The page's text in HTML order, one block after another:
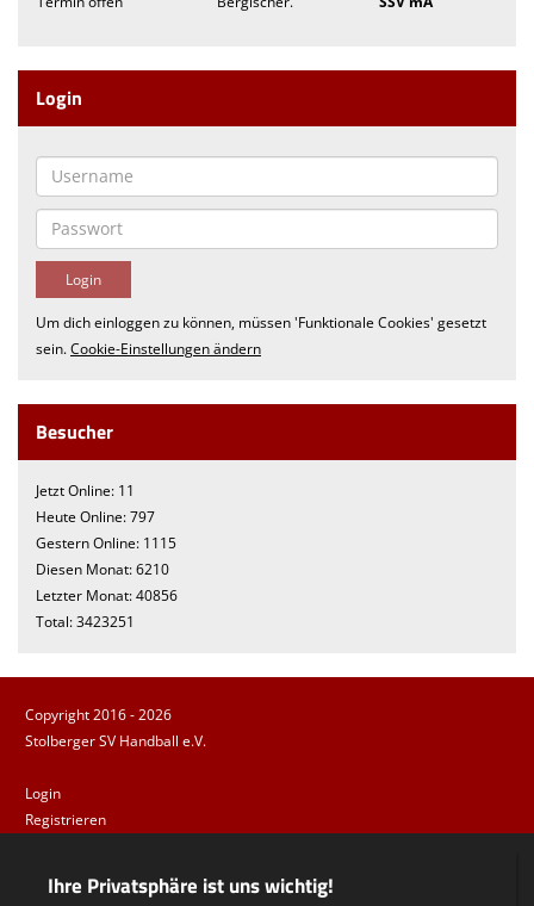
Login
Um dich einloggen zu können, müssen 'Funktionale Cookies' gesetzt
sein.Cookie-Einstellungen ändern
Besucher
Jetzt Online: 11
Heute Online: 797
Gestern Online: 1115
Diesen Monat: 6210
Letzter Monat: 40856
Total: 3423251
Copyright 2016 - 2026
Stolberger SV Handball e.V.
Login
Registrieren
Datenschutzerklärung